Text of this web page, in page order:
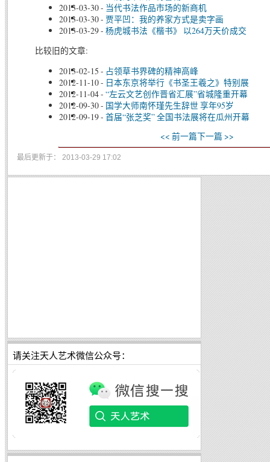
2013-03-30- 当代书法作品市场的新商机
2013-03-30- 贾平凹：我的养家方式是卖字画
2013-03-29- 杨虎城书法《楷书》 以264万天价成交
比较旧的文章:
2013-02-15 - 占领草书界碑的精神高峰
2012-11-10- 日本东京将举行《书圣王羲之》特别展
2012-11-04- “左云文艺创作晋省汇展”省城隆重开幕
2012-09-30- 国学大师南怀瑾先生辞世 享年95岁
2012-09-19- 首届“张芝奖” 全国书法展将在瓜州开幕
<< 前一篇下一篇 >>
最后更新于： 2013-03-29 17:02
请关注天人艺术微信公众号：